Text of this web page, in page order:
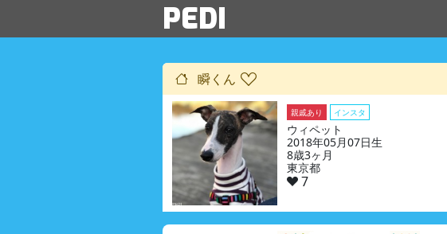
PEDI
瞬くん
親戚あり インスタ
ウィペット
2018年05月07日生
8歳3ヶ月
東京都
7